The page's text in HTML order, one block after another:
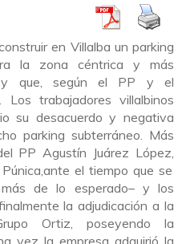
en Villalba un parking
la zona céntrica y más
que
según el PP yel
Los trabajadores villalbinos
su desacuerdo y negativa
parking subterráneo . Más
PP Agustín Juárez López
ante el tiempo que se
más delo esperado–y los
finalmente la adjudicación a la
Ortiz,
poseyendo la
vez la empresa adquirió la